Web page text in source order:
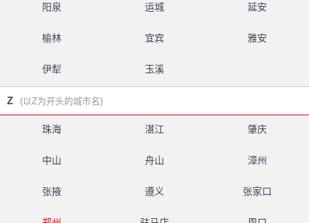
阳泉 运城 延安
榆林 宜宾 雅安
伊犁 玉溪
Z (以Z为开头的城市名)
珠海 湛江 肇庆
中山 舟山 漳州
张掖 遵义 张家口